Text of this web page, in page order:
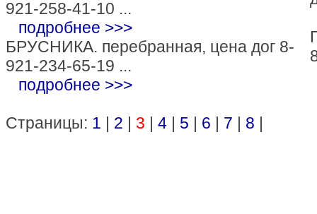
921-258-41-10 ...
подробнее >>>
БРУСНИКА. перебранная, цена дог 8-
921-234-65-19 ...
подробнее >>>
Страницы: 1 | 2 | 3 | 4 | 5 | 6 | 7 | 8 |